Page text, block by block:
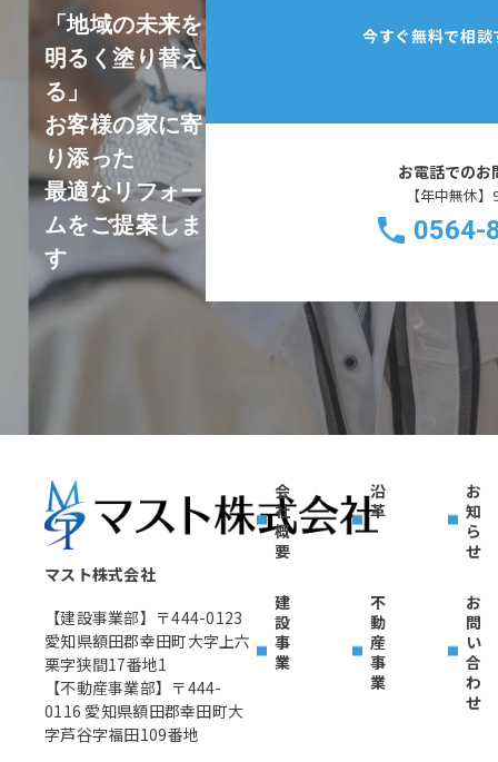
「地域の未来を
明るく塗り替え
る」
お客様の家に寄
り添った
最適なリフォー
ムをご提案しま
す
今すぐ無料で相談
お電話でのお
【年中無休
0564-
マスト株式会社
【建設事業部】〒444-0123
愛知県額田郡幸田町大字上六
栗字狭間17番地1
【不動産事業部】〒444-
0116 愛知県額田郡幸田町大
字芦谷字福田109番地
会
社
概
要
沿
革
お
知
ら
せ
建
設
事
業
不
動
産
事
業
お
問
い
合
わ
せ